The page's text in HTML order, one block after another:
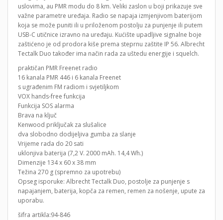
uslovima, au PMR modu do 8 km. Veliki zaslon u boji prikazuje sve
važne parametre uređaja. Radio se napaja izmjenjivom baterijom
koja se može puniti ili u priloženom postolju za punjenje ili putem
USB-C utičnice izravno na uređaju. Kućište upadljive signalne boje
zaštićeno je od prodora kiše prema steprnu zaštite IP 56. Albrecht
Tectalk Duo također ima način rada za uštedu energije i squelch.
praktičan PMR Freenet radio
16 kanala PMR 446 i 6 kanala Freenet
s ugrađenim FM radiom i svjetiljkom
VOX hands-free funkcija
Funkcija SOS alarma
Brava na ključ
Kenwood priključak za slušalice
dva slobodno dodijeljiva gumba za slanje
Vrijeme rada do 20 sati
uklonjiva baterija (7,2 V. 2000 mAh. 14,4 Wh.)
Dimenzije 134 x 60 x 38 mm
Težina 270 g (spremno za upotrebu)
Opseg isporuke: Albrecht Tectalk Duo, postolje za punjenje s
napajanjem, baterija, kopča za remen, remen za nošenje, upute za
uporabu.
šifra artikla:94-846